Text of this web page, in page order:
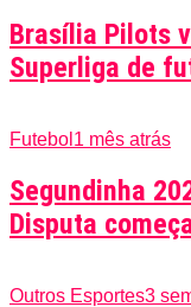
Brasília Pilots
Superliga de
Futebol 1 mês atrás
Segundinha
Disputa
Outros Esportes3